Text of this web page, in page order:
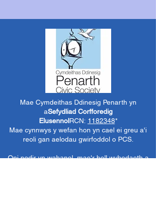
Mae Cymdeithas Ddinesig Penarth yn
aSefydliad Corfforedig
ElusennolRCN: 1182348*
Mae cynnwys y wefan hon yn cael ei greu a'i
reoli gan aelodau gwirfoddol o PCS.
Oni nodir yn wahanol, mae'r holl wybodaeth a